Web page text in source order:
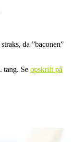
da ”baconen”
tang. Se opskrift på